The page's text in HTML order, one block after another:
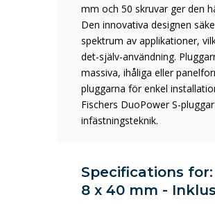
mm och 50 skruvar ger den
Den innovativa designen
spektrum av applikationer,
det-själv-användning.
massiva, ihåliga eller
pluggarna för enkel
Fischers DuoPower S-
infästningsteknik.
Specifications
8 x 40 mm -